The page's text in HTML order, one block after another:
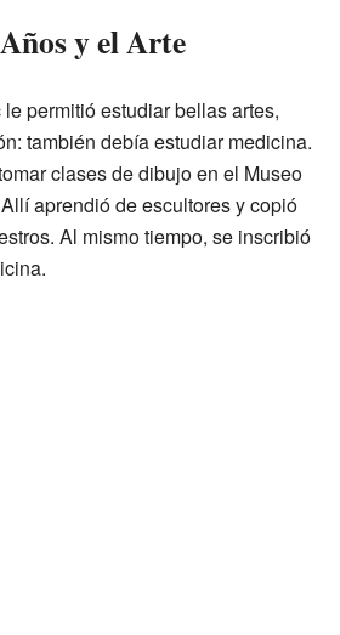
y el Arte
permitió estudiar bellas artes,
también debía estudiar medicina.
clases de dibujo en el Museo
aprendió de escultores y copió
Al mismo tiempo, se inscribió